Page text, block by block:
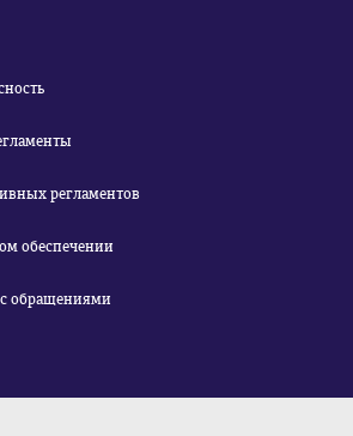
регламентов
обеспечении
обращениями